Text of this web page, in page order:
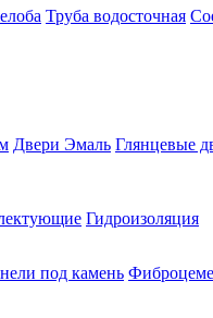
Труба водосточная
Двери Эмаль Глянцевые
Гидроизоляция
под камень